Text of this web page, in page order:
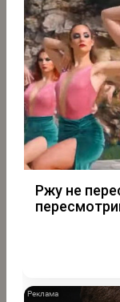
Ржу не